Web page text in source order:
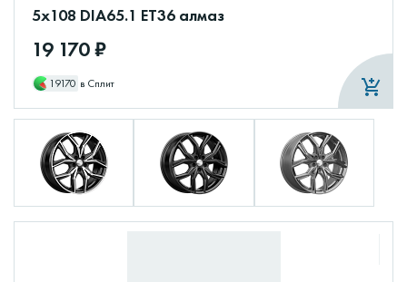
5x108 DIA65.1 ET36 алмаз
19 170 ₽
19170 в Сплит